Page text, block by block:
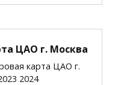
ЦАО г. Москва
карта ЦАО г.
2024